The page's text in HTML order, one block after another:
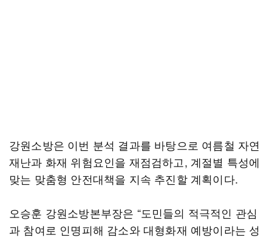
강원소방은 이번 분석 결과를 바탕으로 여름철 자연
재난과 화재 위험요인을 재점검하고, 계절별 특성에
맞는 맞춤형 안전대책을 지속 추진할 계획이다.
오승훈 강원소방본부장은 “도민들의 적극적인 관심
과 참여로 인명피해 감소와 대형화재 예방이라는 성